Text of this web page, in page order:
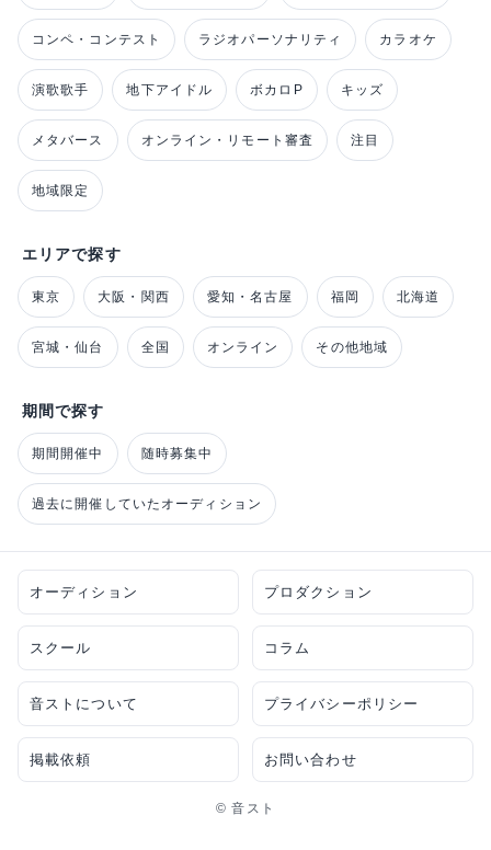
コンペ・コンテスト ラジオパーソナリティ カラオケ
演歌歌手 地下アイドル ボカロP キッズ
メタバース オンライン・リモート審査 注目
地域限定
エリアで探す
東京 大阪・関西 愛知・名古屋 福岡 北海道
宮城・仙台 全国 オンライン その他地域
期間で探す
期間開催中 随時募集中
過去に開催していたオーディション
オーディション プロダクション
スクール コラム
音ストについて プライバシーポリシー
掲載依頼 お問い合わせ
© 音スト